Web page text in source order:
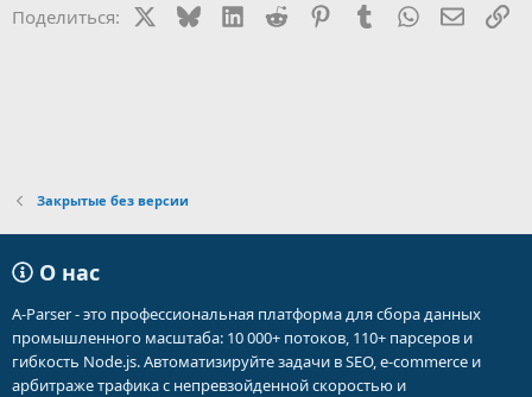
и
Поделиться: BlueskyLinkedIn
Reddit PinterestTumblr WhatsApp
Закрытые без версии
О нас
A-Parser - это профессиональная платформа для сбора данных
промышленного масштаба: 10 000+ потоков, 110+ парсеров и
гибкость Node.js. Автоматизируйте задачи в SEO, e-commerce и
арбитраже трафика с непревзойденной скоростью и